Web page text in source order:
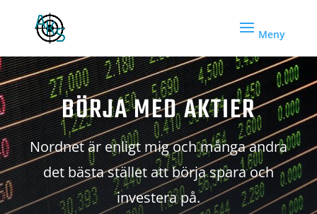
BÖRJA MED AKTIER
Nordnet är enligt mig och många andra
det bästa stället att börja spara och
investera på.